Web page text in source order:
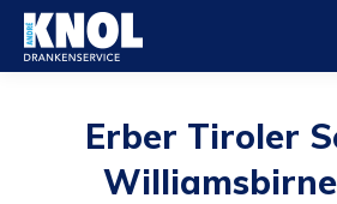
Erber Tiroler